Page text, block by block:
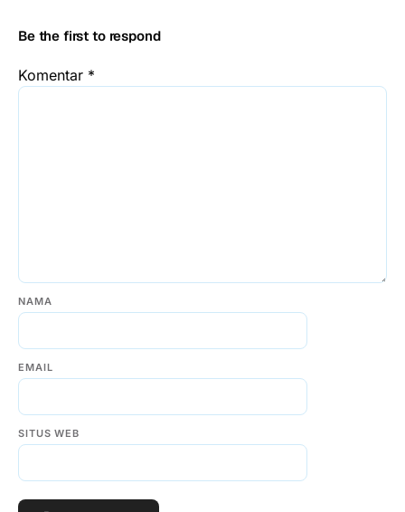
Be the first to respond
Komentar *
NAMA
EMAIL
SITUS WEB